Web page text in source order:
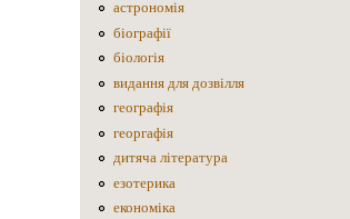
астрономія
біографії
біологія
видання для дозвілля
географія
георгафія
дитяча література
езотерика
економіка